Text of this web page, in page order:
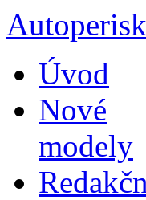
obsahu
webu
Úvod
Nové
modely